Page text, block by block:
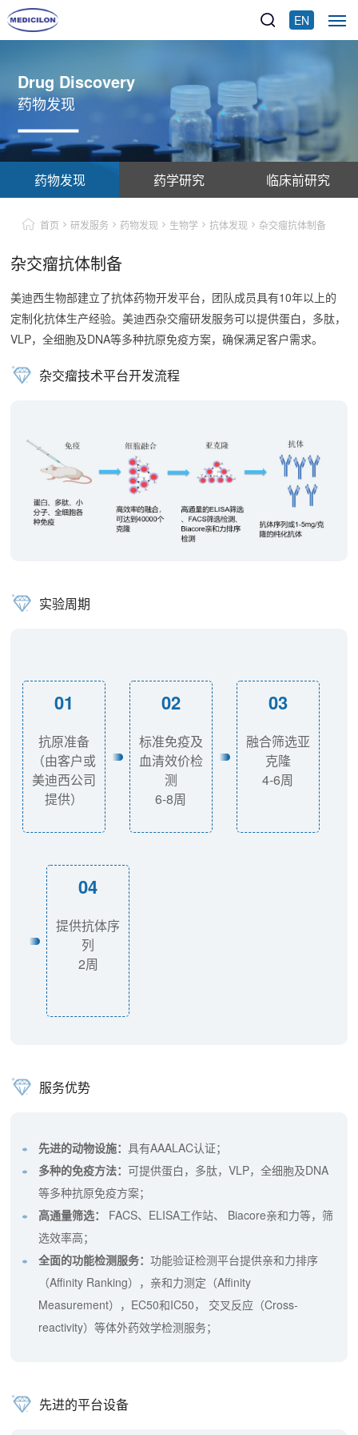
EN
Drug Discovery
药物发现
药物发现 药学研究 临床前研究
首页 研发服务 药物发现 生物学 抗体发现 杂交瘤抗体制备
杂交瘤抗体制备
美迪西生物部建立了抗体药物开发平台，团队成员具有10年以上的
定制化抗体生产经验。美迪西杂交瘤研发服务可以提供蛋白，多肽，
VLP，全细胞及DNA等多种抗原免疫方案，确保满足客户需求。
杂交瘤技术平台开发流程
实验周期
01
抗原准备
（由客户或
美迪西公司
提供）
02
标准免疫及
血清效价检
测
6-8周
03
融合筛选亚
克隆
4-6周
04
提供抗体序
列
2周
服务优势
先进的动物设施：具有AAALAC认证；
多种的免疫方法：可提供蛋白，多肽，VLP，全细胞及DNA
等多种抗原免疫方案；
高通量筛选：
FACS、ELISA工作站、 Biacore亲和力等，筛
选效率高；
全面的功能检测服务：功能验证检测平台提供亲和力排序
（Affinity Ranking），亲和力测定（Affinity
Measurement），EC50和IC50， 交叉反应（Cross-
reactivity）等体外药效学检测服务；
先进的平台设备